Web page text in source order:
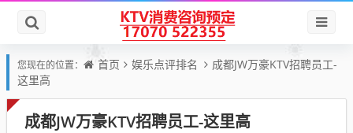
您现在的位置： 首页 娱乐点评排名
成都JW万豪KTV招聘员工-
这里高
成都JW万豪KTV招聘员工-这里高